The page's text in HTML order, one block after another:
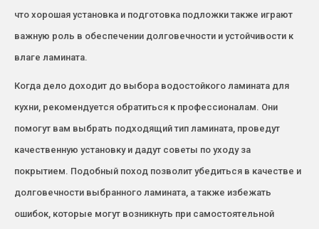
что хорошая установка и подготовка подложки также играют
важную роль в обеспечении долговечности и устойчивости к
влаге ламината.
Когда дело доходит до выбора водостойкого ламината для
кухни, рекомендуется обратиться к профессионалам. Они
помогут вам выбрать подходящий тип ламината, проведут
качественную установку и дадут советы по уходу за
покрытием. Подобный поход позволит убедиться в качестве и
долговечности выбранного ламината, а также избежать
ошибок, которые могут возникнуть при самостоятельной